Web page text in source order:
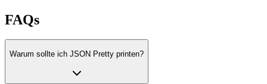
FAQs
Warum sollte ich JSON Pretty printen?